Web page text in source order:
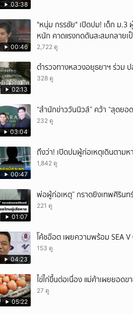
03:38
00:46
"หนุ่ม กรรชัย" เปิดปม! เด็ก ม.3
หนัก คาดแรงกดดันสะสมกลายเ
2,722 ดู
02:13
ตำรวจทางหลวงอยุธยาฯ ร่วม
328 ดู
03:04
“สำนักข่าววันนิวส์” คว้า “สุดย
232 ดู
00:47
ถึงว่า! เปิดปมผู้ก่อเหตุเดินตาม
1,842 ดู
01:07
พ่อผู้ก่อเหตุ” กราดยิงเทพศิริน
221 ดู
04:23
โค้ชอ๊อต เผยความพร้อม SEA
153 ดู
05:22
ไข่ไก่ขึ้นต่อเนื่อง แม่ค้าเผยยอด
27 ดู